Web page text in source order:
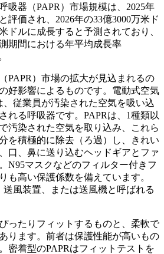
吸器（PAPR）市場規模は、2025年
評価され、2026年の33億3000万米ド
ドルに成長すると予測されており、
期間における年平均成長率
PAPR）市場の拡大が見込まれるの
好影響によるものです。電動式空気
、従業員が汚染された空気を吸い込
れる呼吸器です。PAPRは、1種類以
汚染された空気を取り込み、これら
を積極的に除去（ろ過）し、きれい
口、鼻に送り込むヘッドギアとファ
N95マスクなどのフィルター付きフ
も高い保護係数を備えています。
送風装置、または送風機と呼ばれる
ったりフィットするものと、柔軟で
ります。前者は保護性能が高いもの
密着型のPAPRはフィットテストを